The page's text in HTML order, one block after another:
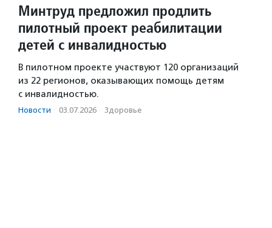
Минтруд предложил продлить
пилотный проект реабилитации
детей с инвалидностью
В пилотном проекте участвуют 120 организаций
из 22 регионов, оказывающих помощь детям
с инвалидностью.
Новости · 03.07.2026 · Здоровье